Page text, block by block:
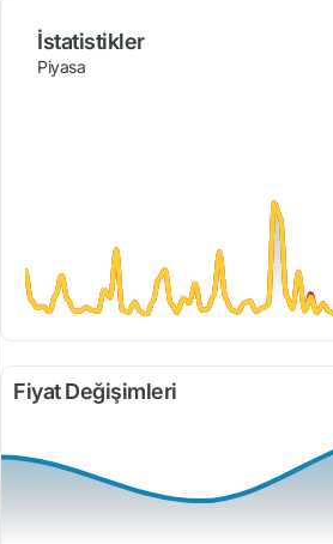
İstatistikler
Piyasa
Fiyat Değişimleri